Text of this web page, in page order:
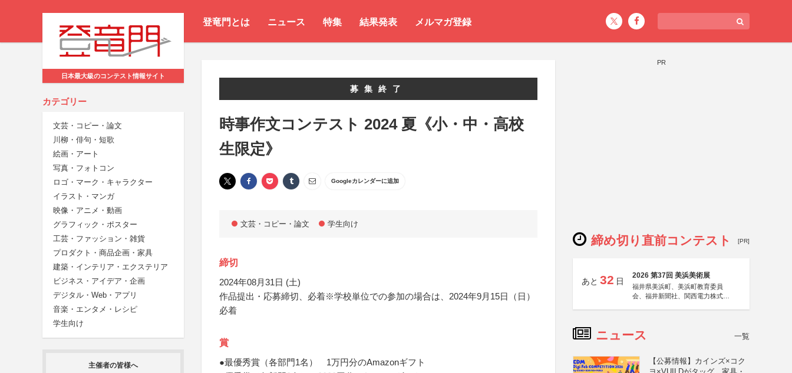
登竜門とは ニュース 特集 結果発表 メルマガ登録
日本最大級のコンテスト情報サイト
カテゴリー
文芸・コピー・論文
川柳・俳句・短歌
絵画・アート
写真・フォトコン
ロゴ・マーク・キャラクター
イラスト・マンガ
映像・アニメ・動画
グラフィック・ポスター
工芸・ファッション・雑貨
プロダクト・商品企画・家具
建築・インテリア・エクステリア
ビジネス・アイデア・企画
デジタル・Web・アプリ
音楽・エンタメ・レシピ
学生向け
主催者の皆様へ
募集終了
時事作文コンテスト 2024 夏《小・中・高校
生限定》
Googleカレンダーに追加
文芸・コピー・論文 学生向け
締切
2024年08月31日 (土)
作品提出・応募締切、必着※学校単位での参加の場合は、2024年9月15日（日）
必着
賞
●最優秀賞（各部門1名） 1万円分のAmazonギフト
PR
締め切り直前コンテスト [PR]
あと 32 日
2026 第37回 美浜美術展
福井県美浜町、美浜町教育委員
会、福井新聞社、関西電力株式会
ニュース 一覧
【公募情報】カインズ×コク